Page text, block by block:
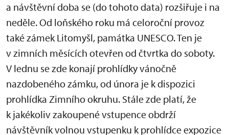
a návštěvní doba se (do tohoto data) rozšiřuje i na
neděle. Od loňského roku má celoroční provoz
také zámek Litomyšl, památka UNESCO. Ten je
v zimních měsících otevřen od čtvrtka do soboty.
V lednu se zde konají prohlídky vánočně
nazdobeného zámku, od února je k dispozici
prohlídka Zimního okruhu. Stále zde platí, že
k jakékoliv zakoupené vstupence obdrží
návštěvník volnou vstupenku k prohlídce expozice